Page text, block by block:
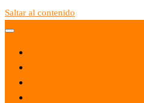
Saltar al contenido